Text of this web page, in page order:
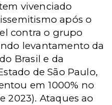
vivenciado
após o
contra o grupo
levantamento da
Brasil e da
de São Paulo,
em 1000% no
2023). Ataques ao